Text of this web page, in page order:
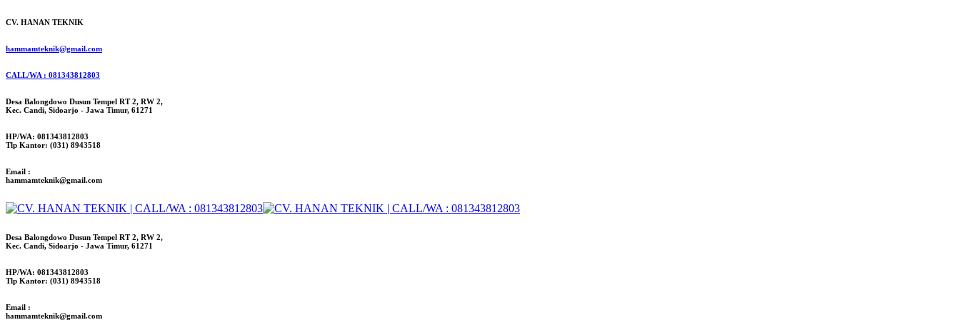
CV. HANAN TEKNIK
hammamteknik@gmail.com
CALL/WA : 081343812803
Desa Balongdowo Dusun Tempel RT 2, RW 2,
Kec. Candi, Sidoarjo - Jawa Timur, 61271
HP/WA: 081343812803
Tlp Kantor: (031) 8943518
Email :
hammamteknik@gmail.com
Desa Balongdowo Dusun Tempel RT 2, RW 2,
Kec. Candi, Sidoarjo - Jawa Timur, 61271
HP/WA: 081343812803
Tlp Kantor: (031) 8943518
Email :
hammamteknik@gmail.com